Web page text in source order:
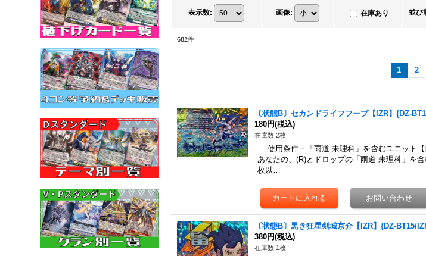
表示数: 画像: 在庫あり 並び
682件
1 2
〔状態B〕セカンドライフフープ【IZR】{DZ-
180円(税込)
在庫数 2枚
使用条件－「雨道 未理科」を含むユニット【
あなたの、(R)とドロップの「雨道 未理科」を
枚以…
〔状態B〕黒き狂星剣城京介【IZR】{DZ-BT15/
380円(税込)
在庫数 1枚